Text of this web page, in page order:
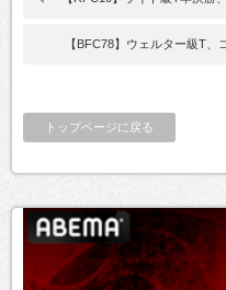
【BFC78】ウェルター級T
トップページに戻る